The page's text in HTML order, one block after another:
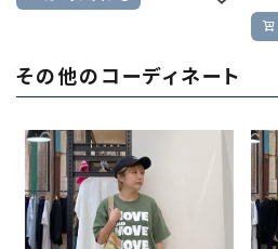
その他のコーディネート